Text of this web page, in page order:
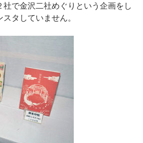
で金沢二社めぐりという企画をし
タしていません。